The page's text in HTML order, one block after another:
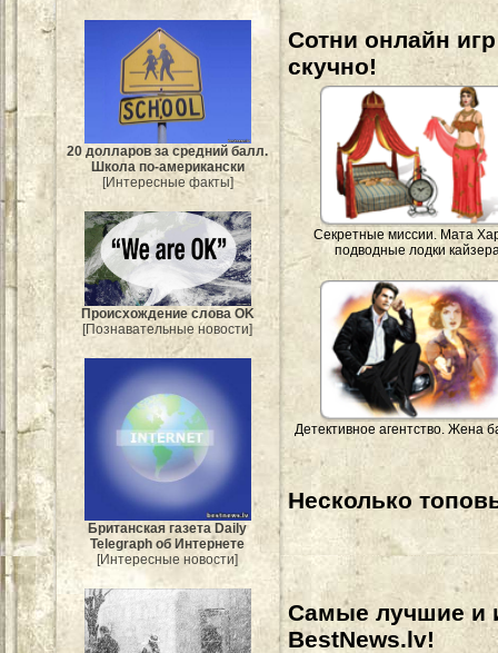
20 долларов за средний балл.
Школа по-американски
[Интересные факты]
Происхождение слова OK
[Познавательные новости]
Британская газета Daily
Telegraph об Интернете
[Интересные новости]
Сотни онлайн
скучно!
Секретные миссии. Мата
подводные лодки
Детективное агентство. Жена
Несколько
Самые лучшие и
BestNews.lv!